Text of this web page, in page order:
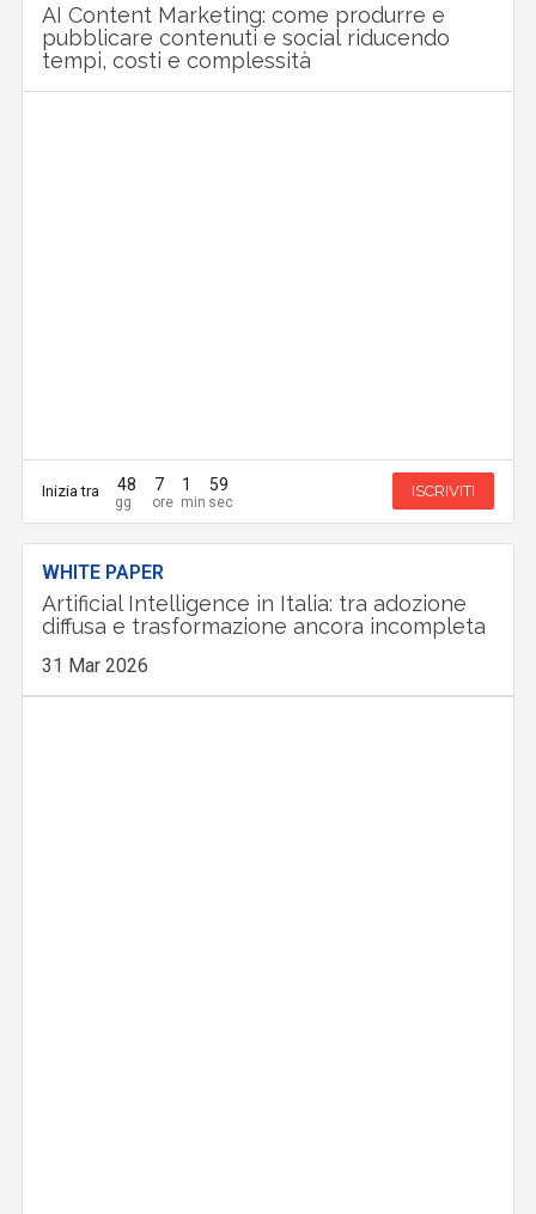
AI Content Marketing: come produrre e
pubblicare contenuti e social riducendo
tempi, costi e complessità
Inizia tra 48 7 1 57 ISCRIVITI
WHITE PAPER
Artificial Intelligence in Italia: tra adozione
diffusa e trasformazione ancora incompleta
31 Mar 2026